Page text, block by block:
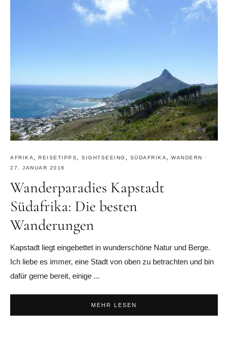
AFRIKA REISETIPPS SIGHTSEEING SÜDAFRIKA WANDERN
·
27. JANUAR 2016
Wanderparadies Kapstadt
Südafrika: Die besten
Wanderungen
Kapstadt liegt eingebettet in wunderschöne Natur und Berge.
Ich liebe es immer, eine Stadt von oben zu betrachten und bin
dafür gerne bereit, einige ...
MEHR LESEN